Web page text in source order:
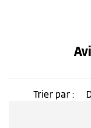
Trier par :